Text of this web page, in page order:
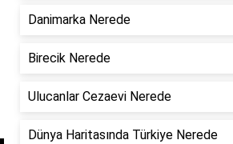
Danimarka Nerede
Birecik Nerede
Ulucanlar Cezaevi Nerede
Dünya Haritasında Türkiye Nerede